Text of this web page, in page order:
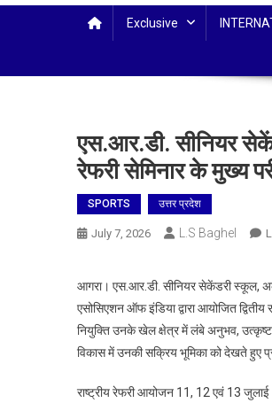
Exclusive
एस.आर.डी. सीनियर
रेफरी सेमिनार के मुख्य
SPORTS उत्तर प्रदेश
July 7, 2026 L.S Baghel
आगरा। एस.आर.डी. सीनियर सेकेंडरी स्कूल,
एसोसिएशन ऑफ इंडिया द्वारा आयोजित द्वितीय
नियुक्ति उनके खेल क्षेत्र में लंबे अनुभव,
विकास में उनकी सक्रिय भूमिका को देखते हुए
राष्ट्रीय रेफरी आयोजन 11, 12 एवं 13